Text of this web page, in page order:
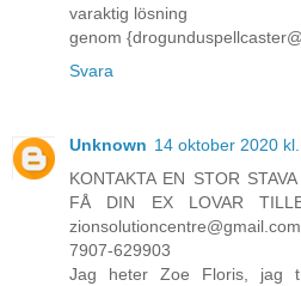
varaktig lösning
genom
Svara
Unknown 14 oktober 2020
KONTAKTA EN STOR
FÅ DIN EX LOVAR
7907-629903
Jag heter Zoe Floris, jag